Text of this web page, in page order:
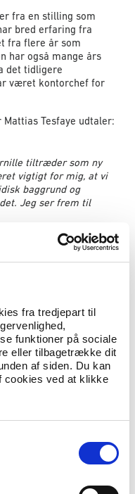
fra tredjepart til
funktioner på sociale
eller tilbagetrække dit
af siden. Du kan
cookies ved at klikke
fra en stilling som
bred erfaring fra
fra flere år som
har også mange års
det tidligere
været kontorchef for
Tesfaye udtaler:
tiltræder som ny
vigtigt for mig, at vi
baggrund og
Jeg ser frem til
de mange vigtige
medarbejdere på
tidligere
der har forladt